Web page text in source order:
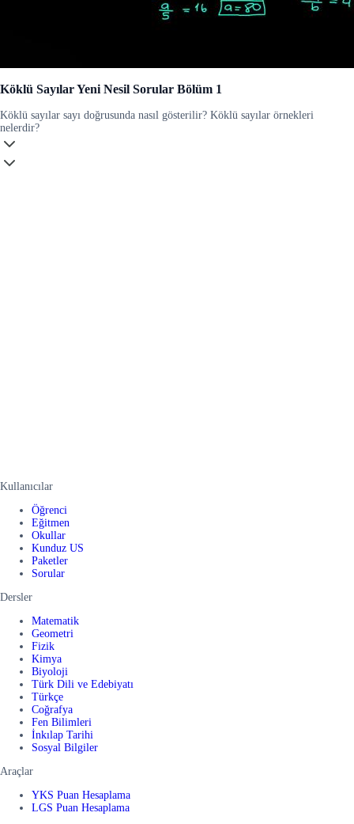
Köklü Sayılar Yeni Nesil Sorular Bölüm 1
Köklü sayılar sayı doğrusunda nasıl gösterilir? Köklü sayılar örnekleri
nelerdir?
Kullanıcılar
Öğrenci
Eğitmen
Okullar
Kunduz US
Paketler
Sorular
Dersler
Matematik
Geometri
Fizik
Kimya
Biyoloji
Türk Dili ve Edebiyatı
Türkçe
Coğrafya
Fen Bilimleri
İnkılap Tarihi
Sosyal Bilgiler
Araçlar
YKS Puan Hesaplama
LGS Puan Hesaplama